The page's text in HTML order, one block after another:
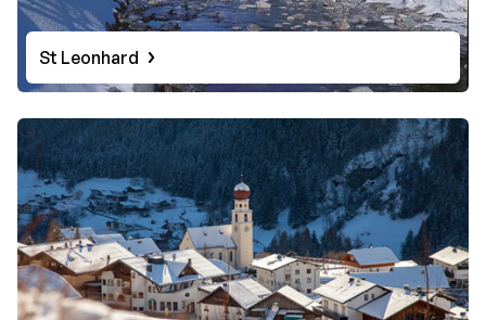
St Leonhard